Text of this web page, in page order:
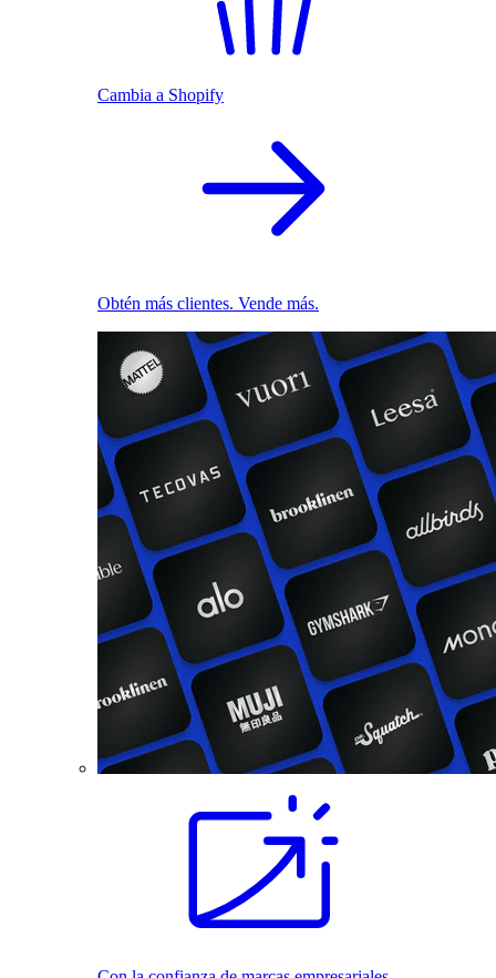
Cambia a Shopify
Obtén más clientes. Vende más.